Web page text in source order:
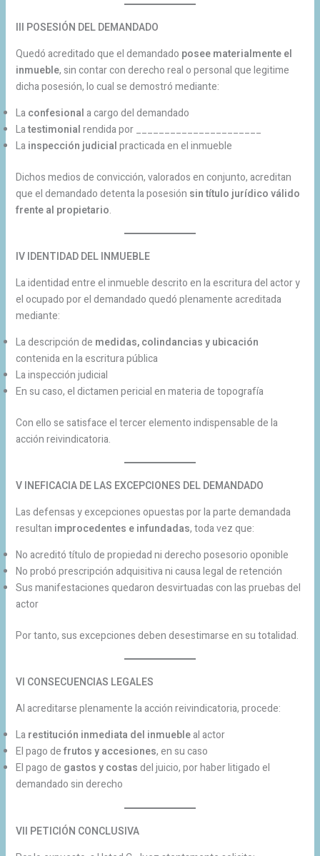
III POSESIÓN DEL DEMANDADO
Quedó acreditado que el demandado posee materialmente el
inmueble, sin contar con derecho real o personal que legitime
dicha posesión, lo cual se demostró mediante:
Laconfesionala cargo del demandado
Latestimonialrendida por ______________________
Lainspección judicialpracticada en el inmueble
Dichos medios de convicción, valorados en conjunto, acreditan
que el demandado detenta la posesión sin título jurídico válido
frente al propietario.
IV IDENTIDAD DEL INMUEBLE
La identidad entre el inmueble descrito en la escritura del actor y
el ocupado por el demandado quedó plenamente acreditada
mediante:
La descripción de medidas, colindancias y ubicación
contenida en la escritura pública
La inspección judicial
En su caso, el dictamen pericial en materia de topografía
Con ello se satisface el tercer elemento indispensable de la
acción reivindicatoria.
V INEFICACIA DE LAS EXCEPCIONES DEL DEMANDADO
Las defensas y excepciones opuestas por la parte demandada
resultan improcedentes e infundadas, toda vez que:
No acreditó título de propiedad ni derecho posesorio oponible
No probó prescripción adquisitiva ni causa legal de retención
Sus manifestaciones quedaron desvirtuadas con las pruebas del
actor
Por tanto, sus excepciones deben desestimarse en su totalidad.
VI CONSECUENCIAS LEGALES
Al acreditarse plenamente la acción reivindicatoria, procede:
Larestitución inmediata del inmuebleal actor
El pago defrutos y accesiones, en su caso
El pago de gastos y costasdel juicio, por haber litigado el
demandado sin derecho
VII PETICIÓN CONCLUSIVA